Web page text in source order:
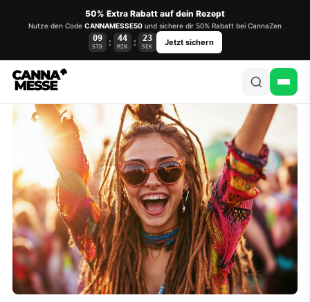
50% Extra Rabatt auf dein Rezept
Nutze den Code CANNAMESSE50 und sichere dir 50% Rabatt bei CannaZen
09
STD : 44
MIN : 22
SEK Jetzt sichern